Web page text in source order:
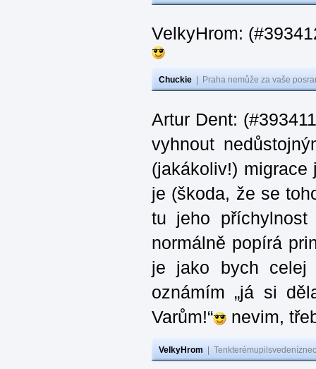
VelkyHrom:
Chuckie Praha nemůže za vaše
Artur Dent:
vyhnout
(jakákoliv!)
je (škoda, že se
tu jeho
normálně popírá
je jako bych celej
oznámím „já si
Varům!“
nevim,
VelkyHrom